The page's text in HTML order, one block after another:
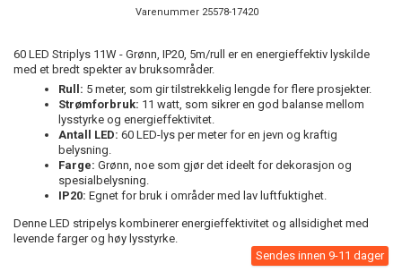
Varenummer 25578-17420
60 LED Striplys 11W - Grønn, IP20, 5m/rull er en energieffektiv lyskilde
med et bredt spekter av bruksområder.
Rull: 5 meter, som gir tilstrekkelig lengde for flere prosjekter.
Strømforbruk: 11 watt, som sikrer en god balanse mellom
lysstyrke og energieffektivitet.
Antall LED: 60 LED-lys per meter for en jevn og kraftig
belysning.
Farge: Grønn, noe som gjør det ideelt for dekorasjon og
spesialbelysning.
IP20: Egnet for bruk i områder med lav luftfuktighet.
Denne LED stripelys kombinerer energieffektivitet og allsidighet med
levende farger og høy lysstyrke.
Sendes innen 9-11 dager